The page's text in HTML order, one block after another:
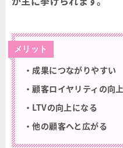
メリット
・成果につながりやすい
・顧客ロイヤリティの向
・LTVの向上になる
・他の顧客へと広がる